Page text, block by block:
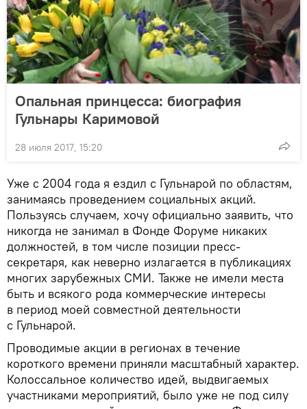
Опальная принцесса: биография
Гульнары Каримовой
28 июля 2017, 15:20
Уже с 2004 года я ездил с Гульнарой по областям,
занимаясь проведением социальных акций.
Пользуясь случаем, хочу официально заявить, что
никогда не занимал в Фонде Форуме никаких
должностей, в том числе позиции пресс-
секретаря, как неверно излагается в публикациях
многих зарубежных СМИ. Также не имели места
быть и всякого рода коммерческие интересы
в период моей совместной деятельности
с Гульнарой.
Проводимые акции в регионах в течение
короткого времени приняли масштабный характер.
Колоссальное количество идей, выдвигаемых
участниками мероприятий, было уже не под силу